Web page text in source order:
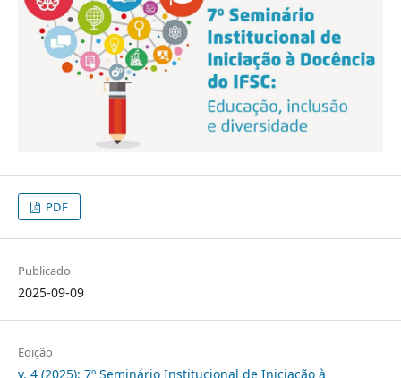
PDF
Publicado
2025-09-09
Edição
v. 4 (2025): 7º Seminário Institucional de Iniciação à